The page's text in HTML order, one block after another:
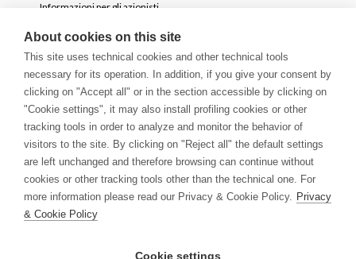
Informazioni per gli azionisti
OPA volontaria parziale
NEWS
Comunicati Stampa
Storie
Innovation Blog
Newsletter
Media & Guidelines
About cookies on this site
This site uses technical cookies and other technical tools
necessary for its operation. In addition, if you give your consent by
clicking on "Accept all" or in the section accessible by clicking on
"Cookie settings", it may also install profiling cookies or other
tracking tools in order to analyze and monitor the behavior of
visitors to the site. By clicking on "Reject all" the default settings
are left unchanged and therefore browsing can continue without
cookies or other tracking tools other than the technical one. For
more information please read our Privacy & Cookie Policy. Privacy
& Cookie Policy
Cookie settings